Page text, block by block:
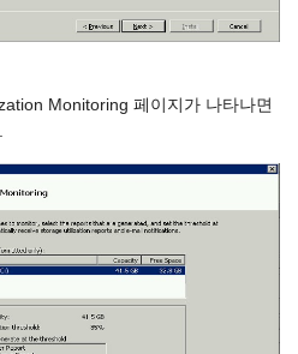
Monitoring 페이지가 나타나면